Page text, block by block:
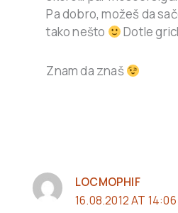
Pa dobro, možeš da
tako nešto
Dotle
Znam da znaš
LOCMOPHIF
16.08.2012 AT 14:06